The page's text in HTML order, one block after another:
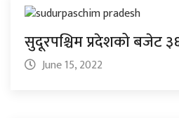
सुदूरपश्चिम प्रदेशको बजेट
June 15, 2022